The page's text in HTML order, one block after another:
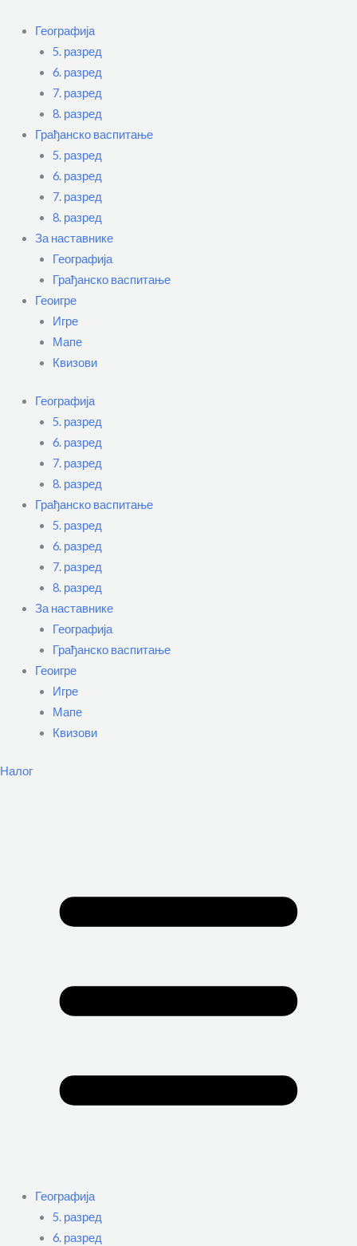
садржај
Географија
5. разред
6. разред
7. разред
8. разред
Грађанско васпитање
5. разред
6. разред
7. разред
8. разред
За наставнике
Географија
Грађанско васпитање
Геоигре
Игре
Мапе
Квизови
Географија
5. разред
6. разред
7. разред
8. разред
Грађанско васпитање
5. разред
6. разред
7. разред
8. разред
За наставнике
Географија
Грађанско васпитање
Геоигре
Игре
Мапе
Квизови
Налог
Menu
Географија
5. разред
6. разред